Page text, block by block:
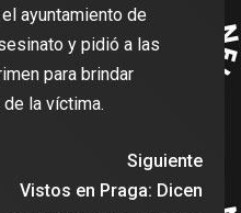
ayuntamiento de
y pidió a las
para brindar
la víctima.
Siguiente
Vistos en Praga: Dicen